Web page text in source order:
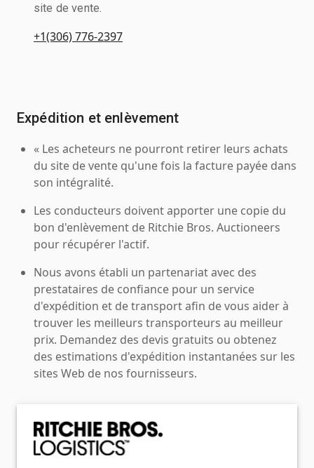
site de vente.
+1(306) 776-2397
Expédition et enlèvement
« Les acheteurs ne pourront retirer leurs achats
du site de vente qu'une fois la facture payée dans
son intégralité.
Les conducteurs doivent apporter une copie du
bon d'enlèvement de Ritchie Bros. Auctioneers
pour récupérer l'actif.
Nous avons établi un partenariat avec des
prestataires de confiance pour un service
d'expédition et de transport afin de vous aider à
trouver les meilleurs transporteurs au meilleur
prix. Demandez des devis gratuits ou obtenez
des estimations d'expédition instantanées sur les
sites Web de nos fournisseurs.